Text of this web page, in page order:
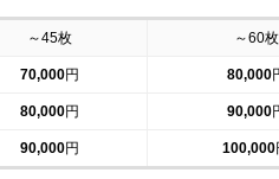
～45枚 ～60枚
70,000円 80,000
80,000円 90,000
90,000円 100,000